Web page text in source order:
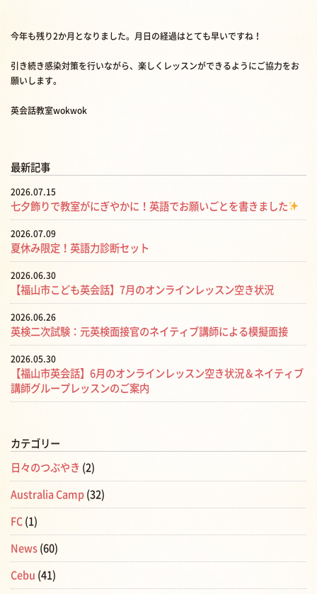
今年も残り2か月となりました。月日の経過はとても早いですね！
引き続き感染対策を行いながら、楽しくレッスンができるようにご協力をお
願いします。
英会話教室wokwok
最新記事
2026.07.15
七夕飾りで教室がにぎやかに！英語でお願いごとを書きました
2026.07.09
夏休み限定！英語力診断セット
2026.06.30
【福山市こども英会話】7月のオンラインレッスン空き状況
2026.06.26
英検二次試験：元英検面接官のネイティブ講師による模擬面接
2026.05.30
【福山市英会話】6月のオンラインレッスン空き状況＆ネイティブ
講師グループレッスンのご案内
カテゴリー
日々のつぶやき (2)
Australia Camp (32)
FC (1)
News (60)
Cebu (41)